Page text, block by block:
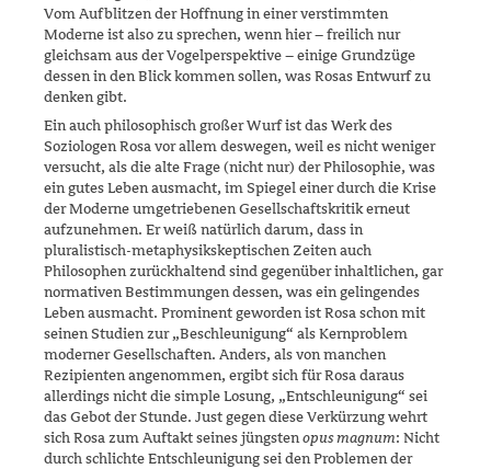
Vom Aufblitzen der Hoff­nung in einer verstimmten
Moderne ist also zu sprechen, wenn hier – freilich nur
gleichsam aus der Vogelperspektive – einige Grundzüge
dessen in den Blick kommen sollen, was Rosas Entwurf zu
denken gibt.
Ein auch philosophisch großer Wurf ist das Werk des
Soziologen Rosa vor allem deswegen, weil es nicht weniger
versucht, als die alte Frage (nicht nur) der Philosophie, was
ein gutes Leben ausmacht, im Spiegel einer durch die Krise
der Moderne umgetriebenen Gesellschaftskritik erneut
aufzunehmen. Er weiß natürlich darum, dass in
pluralistisch-metaphysikskeptischen Zeiten auch
Philosophen zurückhaltend sind gegenüber inhaltlichen, gar
normativen Bestimmungen dessen, was ein gelingendes
Leben ausmacht. Prominent geworden ist Rosa schon mit
seinen Studien zur „Beschleunigung“ als Kernproblem
moderner Ge­sellschaften. Anders, als von manchen
Rezipienten angenommen, ergibt sich für Rosa daraus
allerdings nicht die simple Losung, „Ent­schleunigung“ sei
das Gebot der Stunde. Just gegen diese Verkürzung wehrt
sich Rosa zum Auftakt seines jüngstenopus magnum: Nicht
durch schlichte Entschleunigung sei den Problemen der